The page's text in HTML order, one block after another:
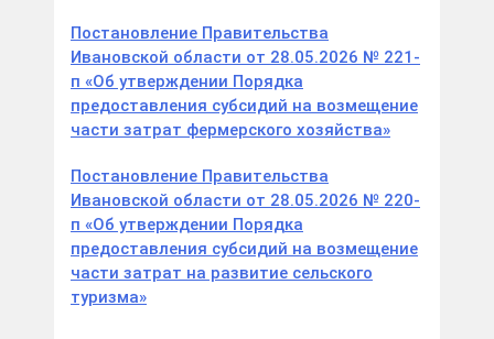
Постановление Правительства
Ивановской области от 28.05.2026 № 221-
п «Об утверждении Порядка
предоставления субсидий на возмещение
части затрат фермерского хозяйства»
Постановление Правительства
Ивановской области от 28.05.2026 № 220-
п «Об утверждении Порядка
предоставления субсидий на возмещение
части затрат на развитие сельского
туризма»